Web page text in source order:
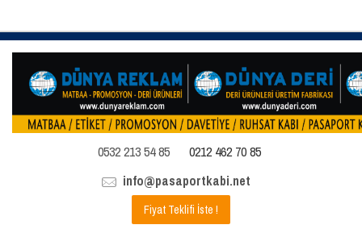
0532 213 54 85
0212 462 70 85
info@pasaportkabi.net
Fiyat Teklifi İste !